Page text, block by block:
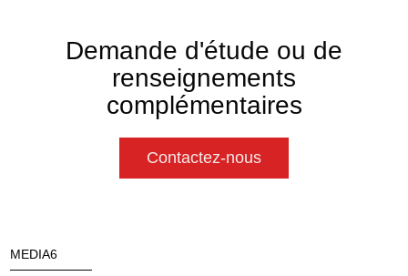
Demande d'étude ou de
renseignements
complémentaires
Contactez-nous
MEDIA6